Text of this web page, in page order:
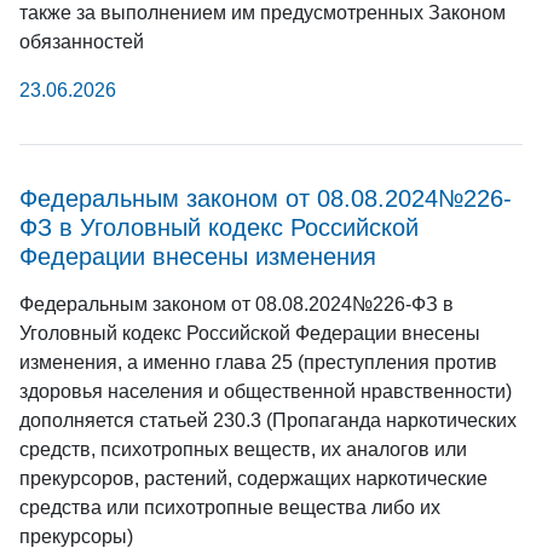
также за выполнением им предусмотренных Законом
обязанностей
23.06.2026
Федеральным законом от 08.08.2024№226-
ФЗ в Уголовный кодекс Российской
Федерации внесены изменения
Федеральным законом от 08.08.2024№226-ФЗ в
Уголовный кодекс Российской Федерации внесены
изменения, а именно глава 25 (преступления против
здоровья населения и общественной нравственности)
дополняется статьей 230.3 (Пропаганда наркотических
средств, психотропных веществ, их аналогов или
прекурсоров, растений, содержащих наркотические
средства или психотропные вещества либо их
прекурсоры)